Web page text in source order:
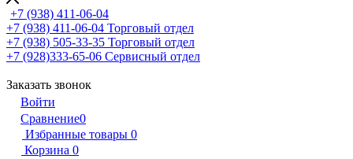
+7 (938) 411-06-04
+7 (938) 411-06-04 Торговый отдел
+7 (938) 505-33-35 Торговый отдел
+7 (928)333-65-06 Сервисный отдел
Заказать звонок
Войти
Сравнение0
Избранные товары 0
Корзина 0